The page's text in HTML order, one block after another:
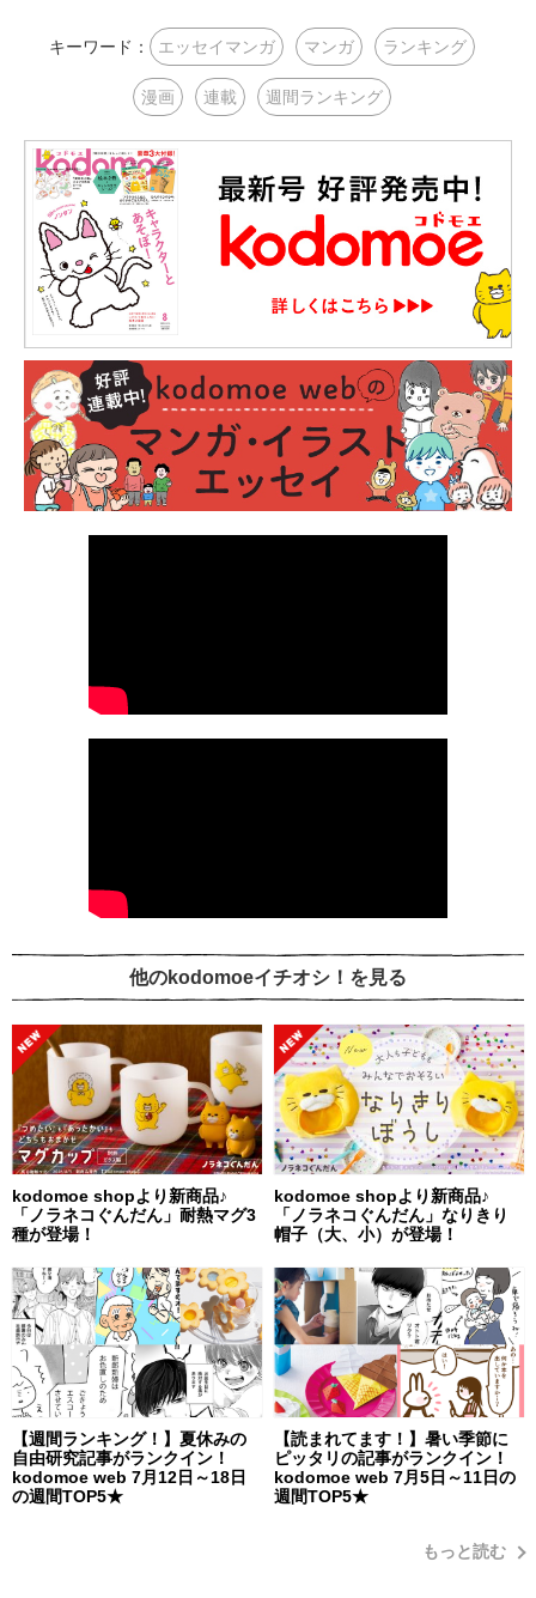
キーワード： エッセイマンガ マンガ ランキング
漫画 連載 週間ランキング
他のkodomoeイチオシ！を見る
kodomoe shopより新商品♪
「ノラネコぐんだん」耐熱マグ3
種が登場！
kodomoe shopより新商品♪
「ノラネコぐんだん」なりきり
帽子（大、小）が登場！
【週間ランキング！】夏休みの
自由研究記事がランクイン！
kodomoe web 7月12日～18日
の週間TOP5★
【読まれてます！】暑い季節に
ピッタリの記事がランクイン！
kodomoe web 7月5日～11日の
週間TOP5★
もっと読む